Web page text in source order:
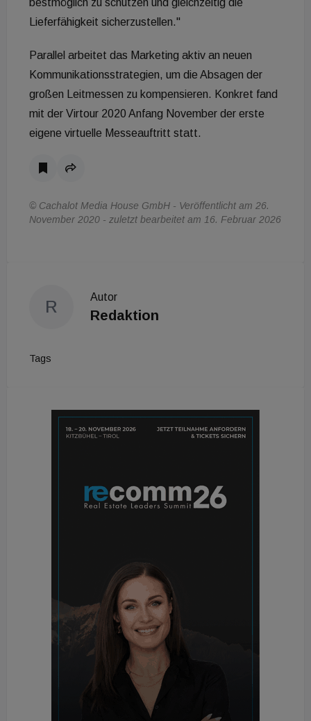
bestmöglich zu schützen und gleichzeitig die
Lieferfähigkeit sicherzustellen."
Parallel arbeitet das Marketing aktiv an neuen
Kommunikationsstrategien, um die Absagen der
großen Leitmessen zu kompensieren. Konkret fand
mit der Virtour 2020 Anfang November der erste
eigene virtuelle Messeauftritt statt.
© Cachalot Media House GmbH - Veröffentlicht am 26.
November 2020 - zuletzt bearbeitet am 16. Februar 2026
R
Autor
Redaktion
Tags